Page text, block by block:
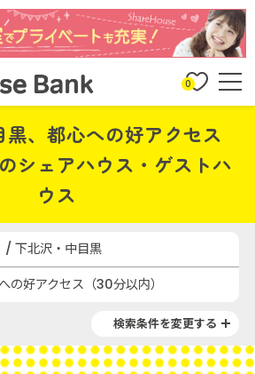
0
黒、都心への好アクセス
のシェアハウス・ゲストハ
ウス
下北沢・中目黒
の好アクセス（30分以内）
検索条件を変更する